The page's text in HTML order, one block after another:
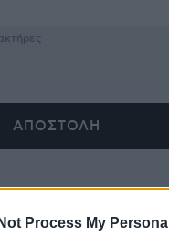
Process My Personal